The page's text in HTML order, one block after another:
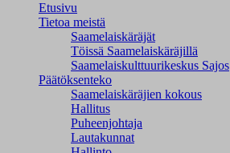
Etusivu
Tietoa meistä
Saamelaiskäräjät
Töissä Saamelaiskäräjillä
Saamelaiskulttuuri­keskus Sajos
Päätöksenteko
Saamelaiskäräjien kokous
Hallitus
Puheenjohtaja
Lautakunnat